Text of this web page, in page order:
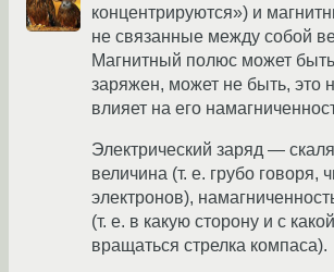
концентрируются») и
не связанные между собой
Магнитный полюс может быть
заряжен, может не быть, это
влияет на его
Электрический заряд —
величина (т. е. грубо говоря,
электронов),
(т. е. в какую сторону и с
вращаться стрелка компаса).